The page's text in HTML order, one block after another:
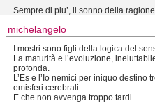
Sempre di piu’, il sonno della
michelangelo
I mostri sono figli della logica del
La maturità e l’evoluzione,
profonda.
L’Es e l’Io nemici per iniquo
emisferi cerebrali.
E che non avvenga troppo tardi.